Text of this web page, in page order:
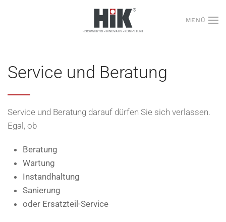
Zum Hauptinhalt springen MENÜ
Service und Beratung
Service und Beratung darauf dürfen Sie sich verlassen.
Egal, ob
Beratung
Wartung
Instandhaltung
Sanierung
oder Ersatzteil-Service